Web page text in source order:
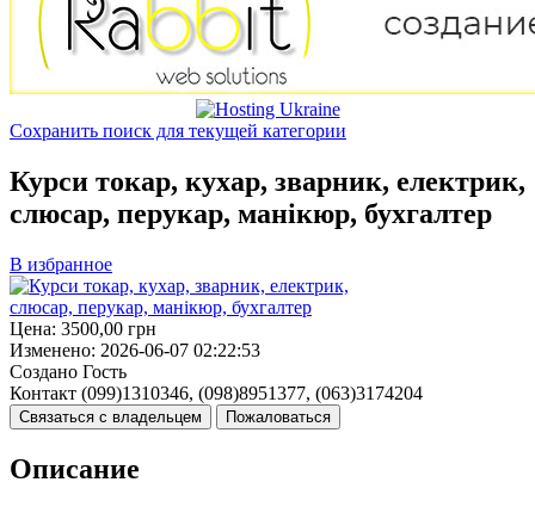
Сохранить поиск для текущей категории
Курси токар, кухар, зварник, електрик,
слюсар, перукар, манікюр, бухгалтер
В избранное
Цена: 3500,00 грн
Изменено: 2026-06-07 02:22:53
Создано Гость
Контакт (099)1310346, (098)8951377, (063)3174204
Связаться с владельцем Пожаловаться
Описание